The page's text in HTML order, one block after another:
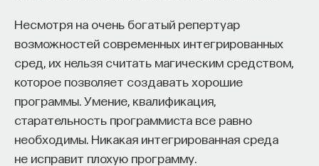
Несмотря на очень богатый репертуар
возможностей современных интегрированных
сред, их нельзя считать магическим средством,
которое позволяет создавать хорошие
программы. Умение, квалификация,
старательность программиста все равно
необходимы. Никакая интегрированная среда
не исправит плохую программу.
информация, и это информационная грамотность.
Вы должны понимать, как она передается, как она
транслируется, как ее проверять, как она
считывается, где она хранится, и это, конечно же,
такой допуск в святая святых информационной
эпохи, в представления о том, как собирается,
архивируется и используется информация
о каждом пользователе в любой момент времени.